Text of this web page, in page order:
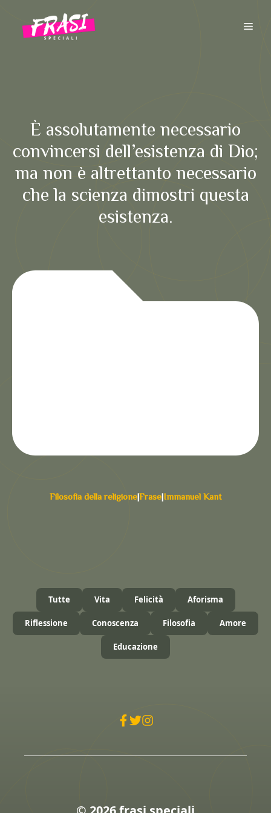
contenuto
È assolutamente necessario
convincersi dell’esistenza di Dio;
ma non è altrettanto necessario
che la scienza dimostri questa
esistenza.
Filosofia della religione|Frase|Immanuel Kant
Tutte Vita Felicità Aforisma
Riflessione Conoscenza Filosofia Amore
Educazione